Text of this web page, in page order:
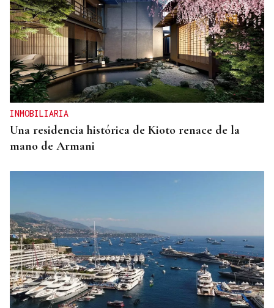
INMOBILIARIA
Una residencia histórica de Kioto renace de la
mano de Armani